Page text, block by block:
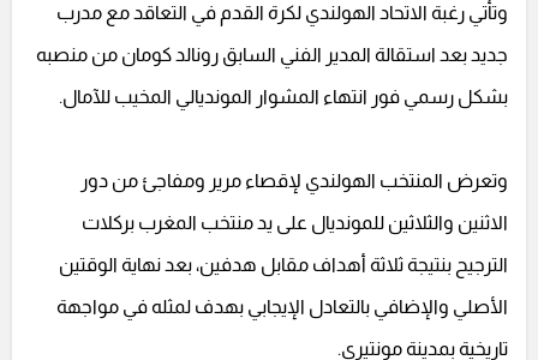
وتأتي رغبة الاتحاد الهولندي لكرة القدم في التعاقد مع مدرب
جديد بعد استقالة المدير الفني السابق رونالد كومان من منصبه
بشكل رسمي فور انتهاء المشوار المونديالي المخيب للآمال.
وتعرض المنتخب الهولندي لإقصاء مرير ومفاجئ من دور
الاثنين والثلاثين للمونديال على يد منتخب المغرب بركلات
الترجيح بنتيجة ثلاثة أهداف مقابل هدفين، بعد نهاية الوقتين
الأصلي والإضافي بالتعادل الإيجابي بهدف لمثله في مواجهة
تاريخية بمدينة مونتيري.